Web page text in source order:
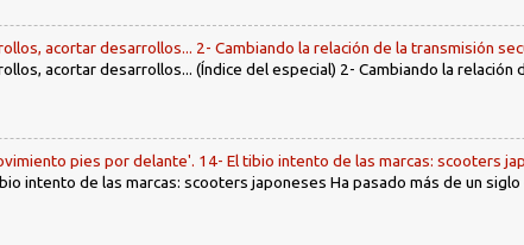
acortar desarrollos... 2- Cambiando la relación de la transmisión
acortar desarrollos... (Índice del especial) 2- Cambiando la relación
pies por delante'. 14- El tibio intento de las marcas: scooters
intento de las marcas: scooters japoneses Ha pasado más de un